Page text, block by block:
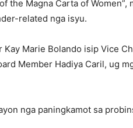
Magna Carta of Women”,
related nga isyu.
Marie Bolando isip Vice
Member Hadiya Caril, ug
nga paningkamot sa